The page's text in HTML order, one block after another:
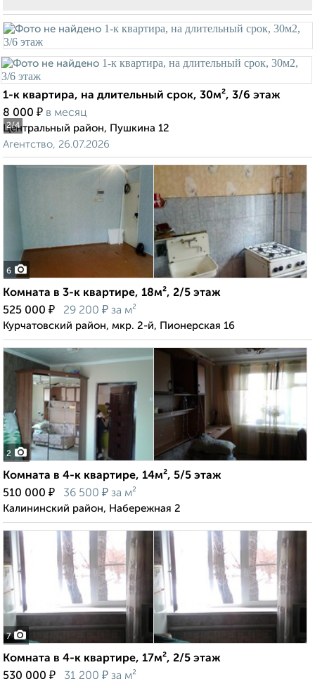
2/4
1-к квартира, на длительный срок, 30м², 3/6 этаж
8 000 ₽ в месяц
Центральный район, Пушкина 12
Агентство, 26.07.2026
6
Комната в 3-к квартире, 18м², 2/5 этаж
525 000 ₽ 29 200 ₽ за м²
Курчатовский район, мкр. 2-й, Пионерская 16
2
Комната в 4-к квартире, 14м², 5/5 этаж
510 000 ₽ 36 500 ₽ за м²
Калининский район, Набережная 2
7
Комната в 4-к квартире, 17м², 2/5 этаж
530 000 ₽ 31 200 ₽ за м²